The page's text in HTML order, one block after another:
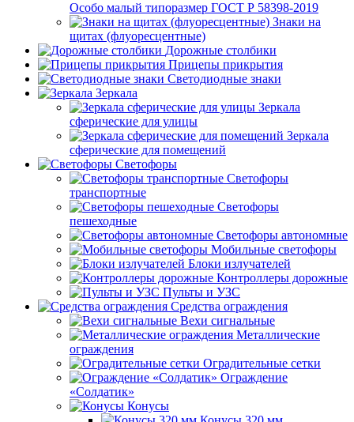
Особо малый типоразмер ГОСТ Р 58398-2019
Знаки на
щитах (флуоресцентные)
Дорожные столбики
Прицепы прикрытия
Светодиодные знаки
Зеркала
Зеркала
сферические для улицы
Зеркала
сферические для помещений
Светофоры
Светофоры
транспортные
Светофоры
пешеходные
Светофоры автономные
Мобильные светофоры
Блоки излучателей
Контроллеры дорожные
Пульты и УЗС
Средства ограждения
Вехи сигнальные
Металлические
ограждения
Оградительные сетки
Ограждение
«Солдатик»
Конусы